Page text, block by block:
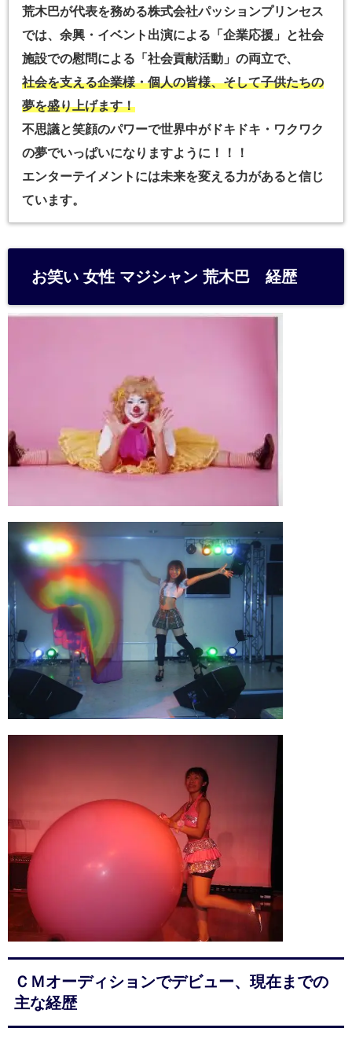
荒木巴が代表を務める株式会社パッションプリンセス
では、余興・イベント出演による「企業応援」と社会
施設での慰問による「社会貢献活動」の両立で、
社会を支える企業様・個人の皆様、そして子供たちの
夢を盛り上げます！
不思議と笑顔のパワーで世界中がドキドキ・ワクワク
の夢でいっぱいになりますように！！！
エンターテイメントには未来を変える力があると信じ
ています。
お笑い 女性 マジシャン 荒木巴 経歴
ＣＭオーディションでデビュー、現在までの
主な経歴